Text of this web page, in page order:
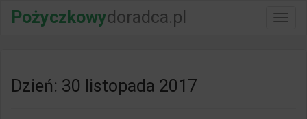
Włącz
Pożyczkowydoradca.pl
Dzień: 30 listopada 2017